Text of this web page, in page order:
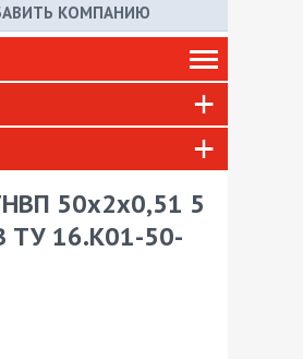
КОМПАНИЮ
50х2х0,51 5
ТУ 16.К01-50-